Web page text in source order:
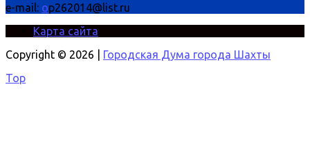
e-mail: op262014@list.ru
Карта сайта
Copyright © 2026 |
Городская Дума города Шахты
Top